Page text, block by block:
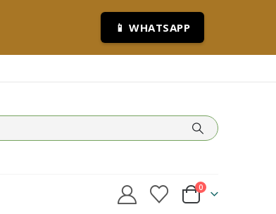
📱 WHATSAPP
0